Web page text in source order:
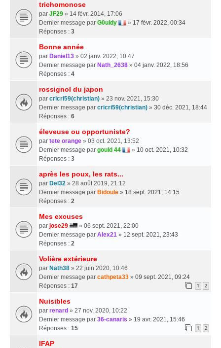
trichomonose
par JF29 » 14 févr. 2014, 17:06
Dernier message par G0uldy » 17 févr. 2022, 00:34
Réponses : 3
Bonne année
par Daniel13 » 02 janv. 2022, 10:47
Dernier message par Nath_2638 » 04 janv. 2022, 18:56
Réponses : 4
rossignol du japon
par cricri59(christian) » 23 nov. 2021, 15:30
Dernier message par cricri59(christian) » 30 déc. 2021, 18:44
Réponses : 6
éleveuse ou opportuniste?
par tete orange » 03 oct. 2021, 13:52
Dernier message par gould 44 » 10 oct. 2021, 10:32
Réponses : 3
après les poux, les rats...
par Del32 » 28 août 2019, 21:12
Dernier message par Bidoule » 18 sept. 2021, 14:15
Réponses : 2
Mes excuses
par jose29
» 06 sept. 2021, 22:00
Dernier message par Alex21 » 12 sept. 2021, 23:43
Réponses : 2
Volière extérieure
par Nath38 » 22 juin 2020, 10:46
Dernier message par cathpeta33 » 09 sept. 2021, 09:24
Réponses : 17 1 2
Nuisibles
par renard » 27 nov. 2020, 10:22
Dernier message par 36-canaris » 19 avr. 2021, 15:46
Réponses : 15 1 2
IFAP